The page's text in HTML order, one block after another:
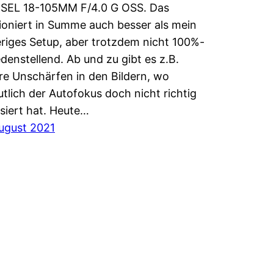
18-105MM F/4.0 G OSS. Das
in Summe auch besser als mein
Setup, aber trotzdem nicht 100%-
Ab und zu gibt es z.B.
Unschärfen in den Bildern, wo
der Autofokus doch nicht richtig
hat. Heute…
2021